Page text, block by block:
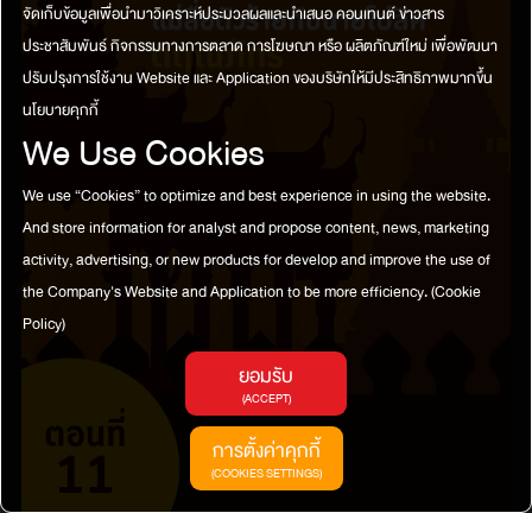
จัดเก็บข้อมูลเพื่อนำมาวิเคราะห์ประมวลผลและนำเสนอ คอนเทนต์ ข่าวสาร
ประชาสัมพันธ์ กิจกรรมทางการตลาด การโฆษณา หรือ ผลิตภัณฑ์ใหม่ เพื่อพัฒนา
ปรับปรุงการใช้งาน Website และ Application ของบริษัทให้มีประสิทธิภาพมากขึ้น
นโยบายคุกกี้
We Use Cookies
We use “Cookies” to optimize and best experience in using the website.
And store information for analyst and propose content, news, marketing
activity, advertising, or new products for develop and improve the use of
the Company's Website and Application to be more efficiency.(Cookie
Policy)
ยอมรับ
(ACCEPT)
การตั้งค่าคุกกี้
(COOKIES SETTINGS)